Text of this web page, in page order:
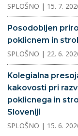
SPLOŠNO | 15. 7.
Posodobljen
poklicnem in
SPLOŠNO | 22. 6.
Kolegialna
kakovosti pri
poklicnega in
Sloveniji
SPLOŠNO | 15. 6.